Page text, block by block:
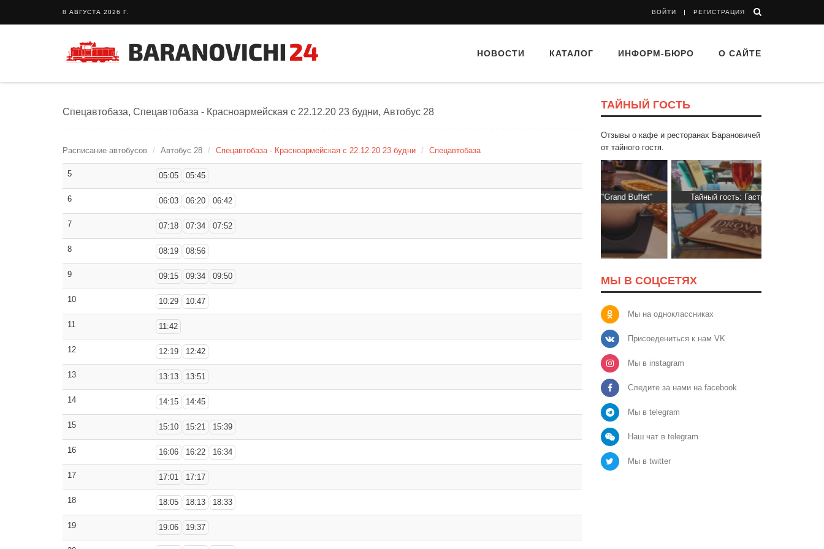
8 АВГУСТА 2026 Г. ВОЙТИ РЕГИСТРАЦИЯ
НОВОСТИ КАТАЛОГ ИНФОРМ-БЮРО О САЙТЕ
Спецавтобаза, Спецавтобаза - Красноармейская с 22.12.20 23 будни, Автобус 28
Расписание автобусов Автобус 28 Спецавтобаза - Красноармейская с 22.12.20 23 будни Спецавтобаза
5 05:05 05:45
6 06:03 06:20 06:42
7 07:18 07:34 07:52
8 08:19 08:56
9 09:15 09:34 09:50
10 10:29 10:47
11 11:42
12 12:19 12:42
13 13:13 13:51
14 14:15 14:45
15 15:10 15:21 15:39
16 16:06 16:22 16:34
17 17:01 17:17
18 18:05 18:13 18:33
19 19:06 19:37
ТАЙНЫЙ ГОСТЬ
Отзывы о кафе и ресторанах Барановичей
от тайного гостя.
Тайный гость: Гастропаб “Drova”
МЫ В СОЦСЕТЯХ
Мы на одноклассниках
Присоедениться к нам VK
Мы в instagram
Следите за нами на facebook
Мы в telegram
Наш чат в telegram
Мы в twitter